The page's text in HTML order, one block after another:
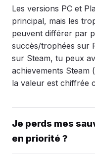
Les versions PC et
principal, mais les
peuvent différer par
succès/trophées sur
sur Steam, tu peux
achievements Steam
la valeur est chiffrée
Je perds mes
en priorité ?